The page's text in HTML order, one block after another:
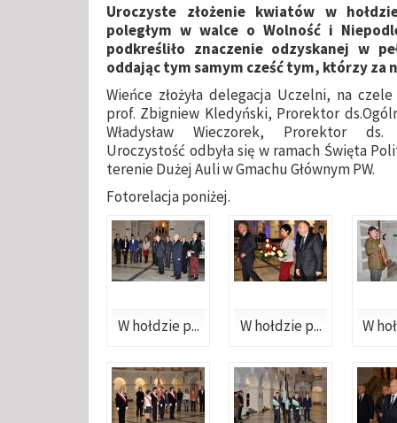
Uroczyste złożenie kwiatów w
poległym w walce o Wolność i
podkreśliło znaczenie odzyskanej w
oddając tym samym cześć tym, którzy za
Wieńce złożyła delegacja Uczelni, na
prof. Zbigniew Kledyński, Prorektor
Władysław Wieczorek, Prorektor ds.
Uroczystość odbyła się w ramach Święta
terenie Dużej Auli w Gmachu Głównym PW.
Fotorelacja poniżej.
W hołdzie p... W hołdzie p... W